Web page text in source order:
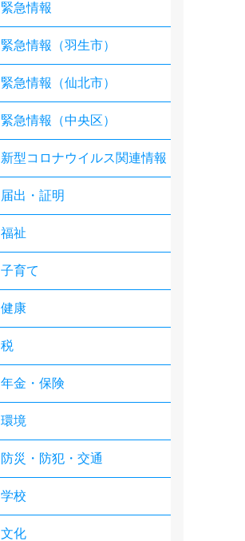
緊急情報
緊急情報（羽生市）
緊急情報（仙北市）
緊急情報（中央区）
新型コロナウイルス関連情報
届出・証明
福祉
子育て
健康
税
年金・保険
環境
防災・防犯・交通
学校
文化